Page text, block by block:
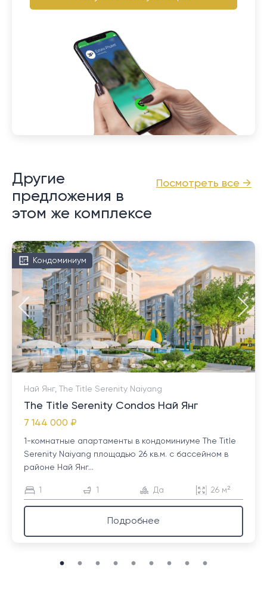
Посмотреть все →
Другие
предложения в
этом же комплексе
Кондоминиум
Най Янг, The Title Serenity Naiyang
The Title Serenity Condos Най Янг
7 144 000 ₽
1-комнатные апартаменты в кондоминиуме The Title
Serenity Naiyang площадью 26 кв.м. с бассейном в
районе Най Янг...
1 1 Да 26 м²
Подробнее